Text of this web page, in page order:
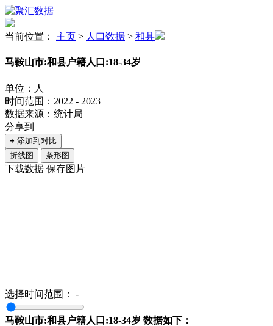
当前位置： 主页 > 人口数据 > 和县
马鞍山市:和县户籍人口:18-34岁
单位：人
时间范围：2022 - 2023
数据来源：统计局
分享到
+ 添加到对比
折线图
条形图
下载数据 保存图片
选择时间范围： -
马鞍山市:和县户籍人口:18-34岁 数据如下：